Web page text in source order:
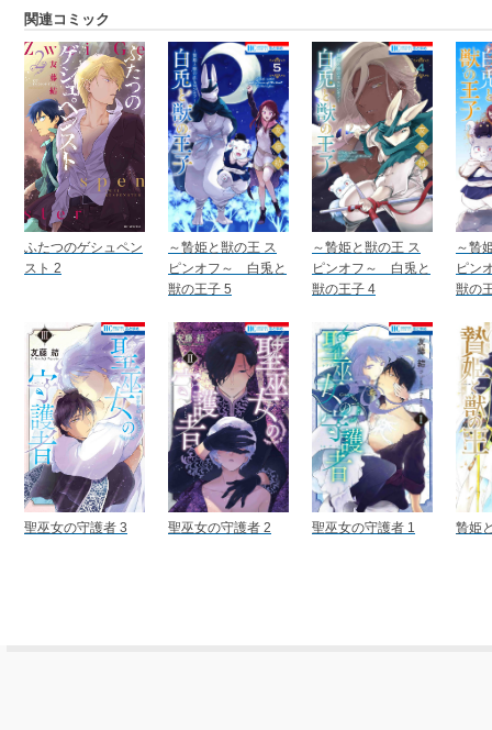
関連コミック
ふたつのゲシュペン
スト 2
～贄姫と獣の王 ス
ピンオフ～ 白兎と
獣の王子 5
～贄姫と獣の王 ス
ピンオフ～ 白兎と
獣の王子 4
～贄
ピン
獣の
聖巫女の守護者 3 聖巫女の守護者 2 聖巫女の守護者 1 贄姫